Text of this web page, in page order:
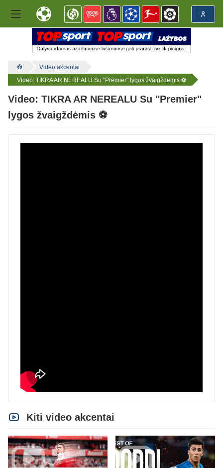
Video akcentai
Video: TIKRA AR NEREALU Su "Premier" lygos žvaigždėmis ⚽️
Video: TIKRA AR NEREALU Su "Premier"
lygos žvaigždėmis ⚽️
Kiti video akcentai